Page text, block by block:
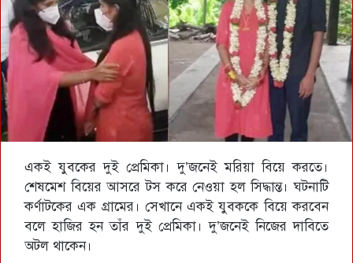
একই যুবকের দুই প্রেমিকা। দু’জনেই মরিয়া বিয়ে করতে।
শেষমেশ বিয়ের আসরে টস করে নেওয়া হল সিদ্ধান্ত। ঘটনাটি
কর্ণাটকের এক গ্রামের। সেখানে একই যুবককে বিয়ে করবেন
বলে হাজির হন তাঁর দুই প্রেমিকা। দু’জনেই নিজের দাবিতে
অটল থাকেন।